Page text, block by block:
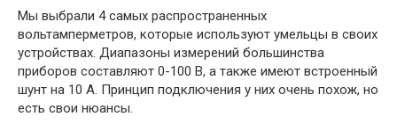
Мы выбрали 4 самых распространенных
вольтамперметров, которые используют умельцы в своих
устройствах. Диапазоны измерений большинства
приборов составляют 0-100 В, а также имеют встроенный
шунт на 10 А. Принцип подключения у них очень похож, но
есть свои нюансы.